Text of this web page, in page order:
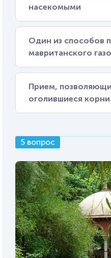
насекомыми
Один из способов
мавританского
Прием,
оголившиеся корни
5 вопрос